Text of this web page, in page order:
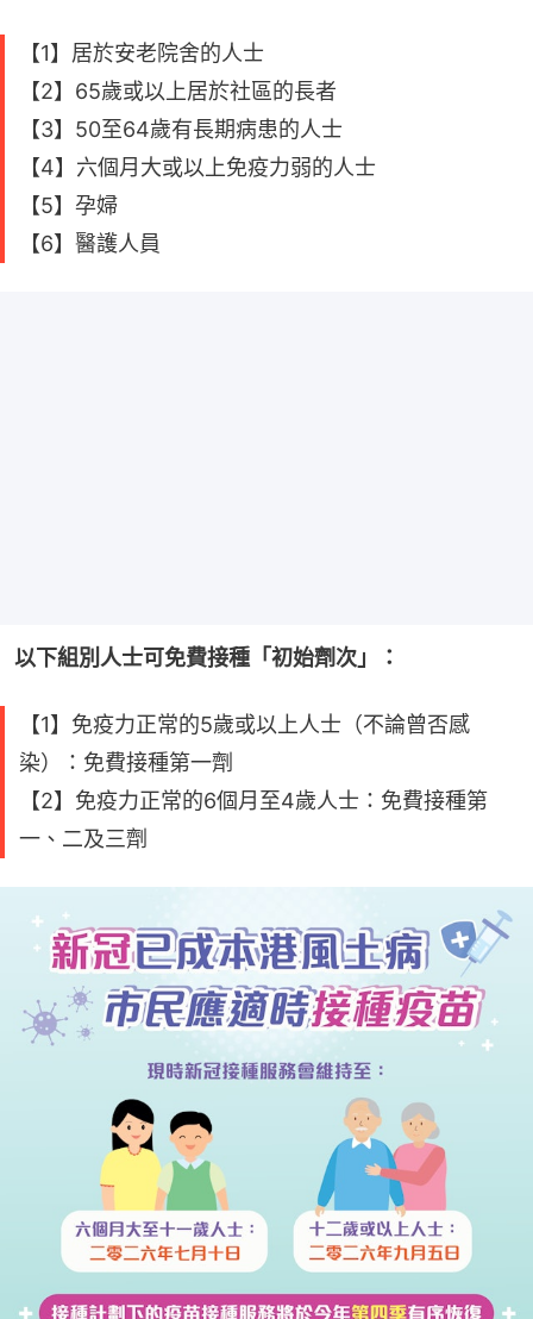
【1】居於安老院舍的人士
【2】65歲或以上居於社區的長者
【3】50至64歲有長期病患的人士
【4】六個月大或以上免疫力弱的人士
【5】孕婦
【6】醫護人員
以下組別人士可免費接種「初始劑次」：
【1】免疫力正常的5歲或以上人士（不論曾否感
染）：免費接種第一劑
【2】免疫力正常的6個月至4歲人士：免費接種第
一、二及三劑